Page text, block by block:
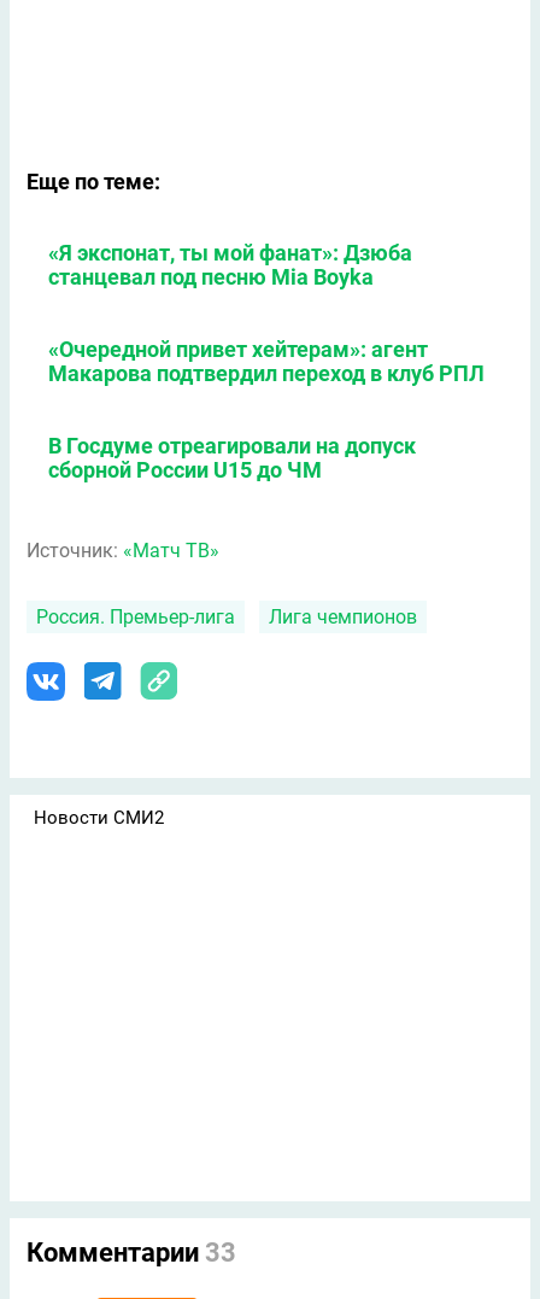
Еще по теме:
«Я экспонат, ты мой фанат»: Дзюба
станцевал под песню Mia Boyka
«Очередной привет хейтерам»: агент
Макарова подтвердил переход в клуб РПЛ
В Госдуме отреагировали на допуск
сборной России U15 до ЧМ
Источник: «Матч ТВ»
Россия. Премьер-лига Лига чемпионов
Новости СМИ2
Комментарии 33